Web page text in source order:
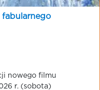
nowego filmu
r. (sobota)